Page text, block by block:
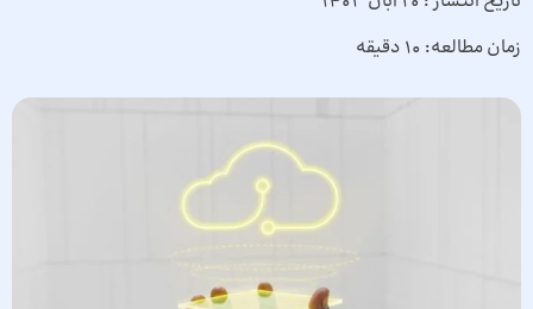
زمان مطالعه: 10 دقیقه